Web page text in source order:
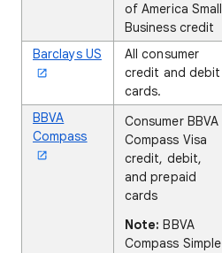
of America Small
Business credit
Barclays US
All consumer
credit and debit
cards.
BBVA
Compass
Consumer BBVA
Compass Visa
credit, debit,
and prepaid
cards
Note: BBVA
Compass Simple